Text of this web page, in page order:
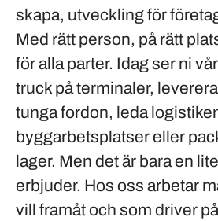
skapa, utveckling för
Med rätt person, på rätt
för alla parter. Idag ser ni
truck på terminaler,
tunga fordon, leda
byggarbetsplatser eller
lager. Men det är bara en
erbjuder. Hos oss arbetar
vill framåt och som driver